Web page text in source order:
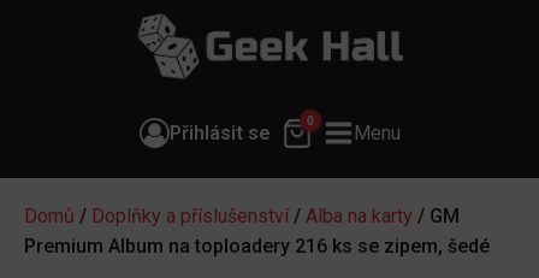
Přihlásit se
0
Menu
Domů / Doplňky a příslušenství / Alba na karty / GM
Premium Album na toploadery 216 ks se zipem, šedé